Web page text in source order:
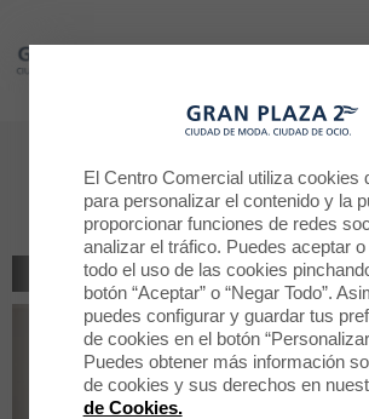
Gran Plaza 2
Nuevos Mikados en
Artesanales
VOLVER AL LISTADO
Gran Plaza 2
El Centro Comercial utiliza cookies
para personalizar el contenido y la
proporcionar funciones de redes
analizar el tráfico. Puedes aceptar
todo el uso de las cookies
botón “Aceptar” o “Negar Todo”.
puedes configurar y guardar tus
de cookies en el botón
Puedes obtener más información
de cookies y sus derechos en
de Cookies.